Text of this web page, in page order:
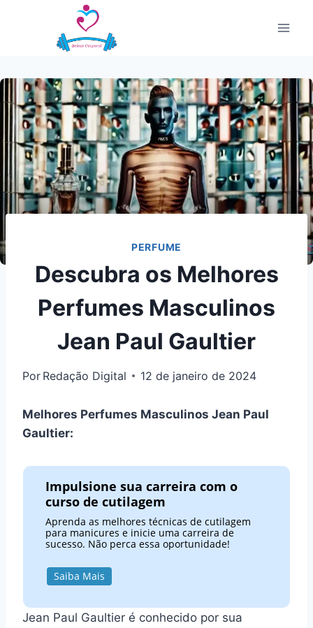
PERFUME
Descubra os Melhores
Perfumes Masculinos
Jean Paul Gaultier
Por Redação Digital 12 de janeiro de 2024
Melhores Perfumes Masculinos Jean Paul
Gaultier:
Impulsione sua carreira com o
curso de cutilagem
Aprenda as melhores técnicas de cutilagem
para manicures e inicie uma carreira de
sucesso. Não perca essa oportunidade!
Saiba Mais
Jean Paul Gaultier é conhecido por sua